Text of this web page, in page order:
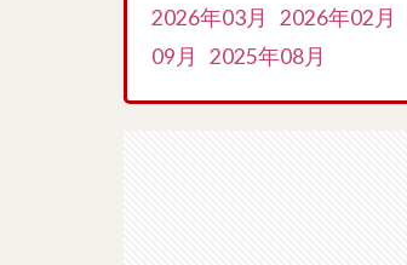
2026年03月 2026年02月
09月
2025年08月